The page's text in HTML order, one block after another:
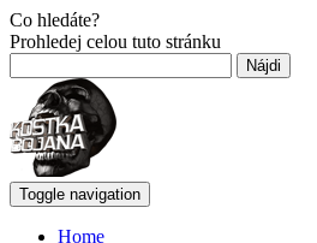
Co hledáte?
Prohledej celou tuto stránku
Toggle navigation
Home